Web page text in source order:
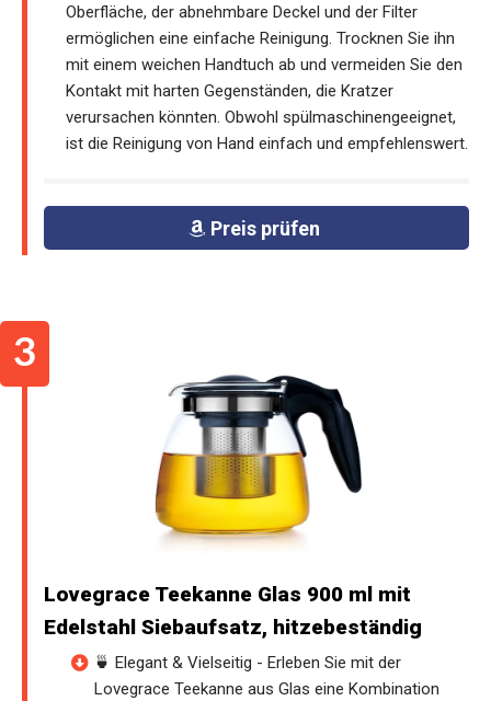
Oberfläche, der abnehmbare Deckel und der Filter
ermöglichen eine einfache Reinigung. Trocknen Sie ihn
mit einem weichen Handtuch ab und vermeiden Sie den
Kontakt mit harten Gegenständen, die Kratzer
verursachen könnten. Obwohl spülmaschinengeeignet,
ist die Reinigung von Hand einfach und empfehlenswert.
Preis prüfen
Lovegrace Teekanne Glas 900 ml mit
Edelstahl Siebaufsatz, hitzebeständig
🍵 Elegant & Vielseitig - Erleben Sie mit der
Lovegrace Teekanne aus Glas eine Kombination